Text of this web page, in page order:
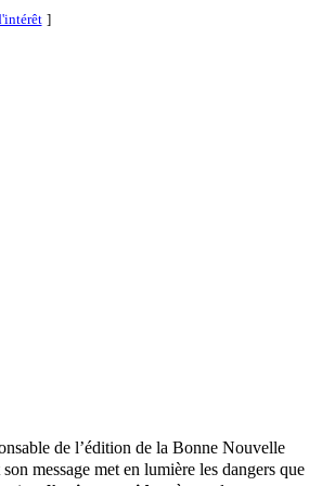
]
de l’édition de la Bonne Nouvelle
message met en lumière les dangers que